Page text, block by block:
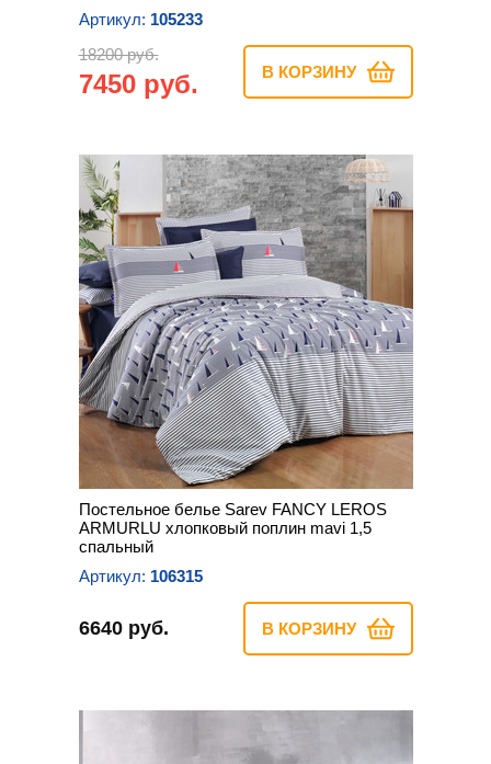
Артикул: 105233
18200 руб.
7450 руб. В КОРЗИНУ
Постельное белье Sarev FANCY LEROS
ARMURLU хлопковый поплин mavi 1,5
спальный
Артикул: 106315
6640 руб. В КОРЗИНУ